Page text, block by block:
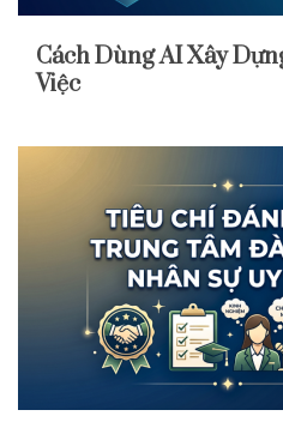
Cách Dùng AI Xây
Việc